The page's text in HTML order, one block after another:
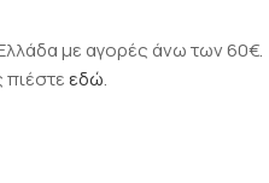
με αγορές άνω των 60€.
εδώ.